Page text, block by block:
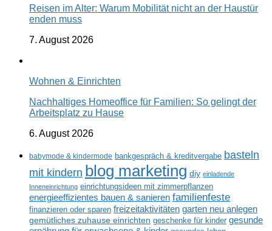
Reisen im Alter: Warum Mobilität nicht an der Haustür
enden muss
7. August 2026
Wohnen & Einrichten
Nachhaltiges Homeoffice für Familien: So gelingt der
Arbeitsplatz zu Hause
6. August 2026
babymode & kindermode bankgespräch & kreditvergabe basteln
mit kindern blog marketing diy einladende
Inneneinrichtung einrichtungsideen mit zimmerpflanzen
energieeffizientes bauen & sanieren familienfeste
finanzieren oder sparen freizeitaktivitäten garten neu anlegen
gemütliches zuhause einrichten geschenke für kinder gesunde